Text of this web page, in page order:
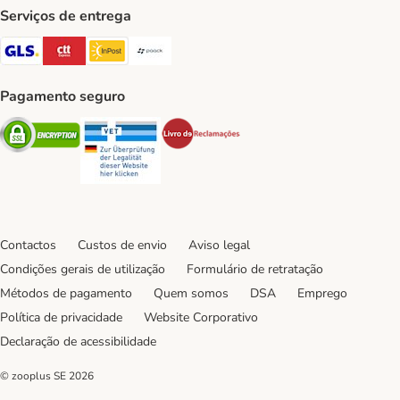
Serviços de entrega
GLS Shipping Method
CTTExpress Shipping Method
InPost Shipping Method
Pagamento seguro
Security Security
Contactos Custos de envio
Aviso legal
Condições gerais de utilização
Formulário de retratação
Métodos de pagamento
Quem somos DSA
Emprego
Política de privacidade
Website Corporativo
Declaração de acessibilidade
© zooplus SE 2026